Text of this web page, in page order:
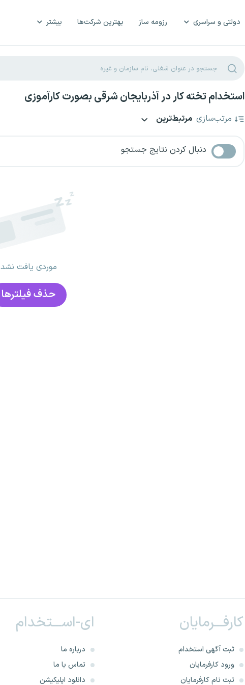
دولتی و سراسری رزومه ساز بهترین شرکت‌ها بیشتر
استخدام تخته کار در آذربایجان شرقی بصورت کارآموزی
مرتب‌سازی مرتبط‌ترین
دنبال کردن نتایج جستجو
موردی یافت نشد
حذف فیلتر‌ها
کارفـــرمایان
ثبت آگهی استخدام
ورود کارفرمایان
ثبت نام کارفرمایان
ای-اســـتخدام
درباره ما
تماس با ما
دانلود اپلیکیشن